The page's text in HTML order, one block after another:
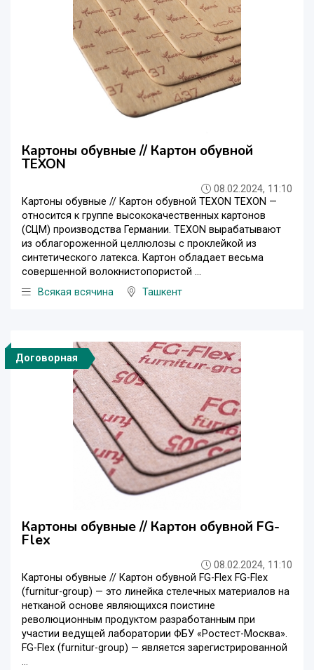
Картоны обувные // Картон обувной
TEXON
08.02.2024, 11:10
Картоны обувные // Картон обувной TEXON TEXON —
относится к группе высококачественных картонов
(СЦМ) производства Германии. TEXON вырабатывают
из облагороженной целлюлозы с проклейкой из
синтетического латекса. Картон обладает весьма
совершенной волокнистопористой ...
Всякая всячина
Ташкент
Договорная
Картоны обувные // Картон обувной FG-
Flex
08.02.2024, 11:10
Картоны обувные // Картон обувной FG-Flex FG-Flex
(furnitur-group) — это линейка стелечных материалов на
нетканой основе являющихся поистине
революционным продуктом разработанным при
участии ведущей лаборатории ФБУ «Ростест-Москва».
FG-Flex (furnitur-group) — является зарегистрированной
...